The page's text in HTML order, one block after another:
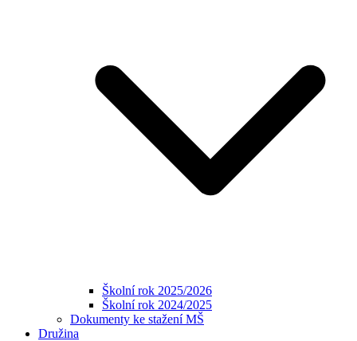
Školní rok 2025/2026
Školní rok 2024/2025
Dokumenty ke stažení MŠ
Družina